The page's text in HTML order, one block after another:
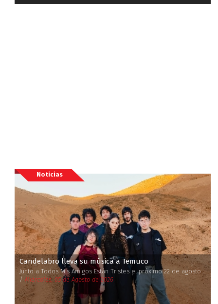
Noticias
Candelabro lleva su música a Temuco
Junto a Todos Mis Amigos Están Tristes el próximo 22 de agosto
/ Miércoles, 05 de Agosto de 2026